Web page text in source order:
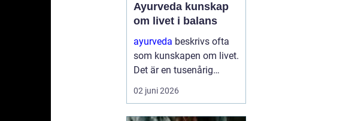
Ayurveda kunskap
om livet i balans
ayurveda beskrivs ofta
som kunskapen om livet.
Det är en tusenårig
tradition som väver
samman kropp, sinne
02 juni 2026